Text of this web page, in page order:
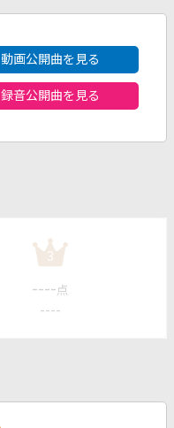
動画公開曲を見る
録音公開曲を見る
3
---- 点
----